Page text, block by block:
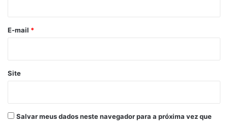
*
E-mail *
Site
Salvar meus dados neste navegador para a próxima vez que